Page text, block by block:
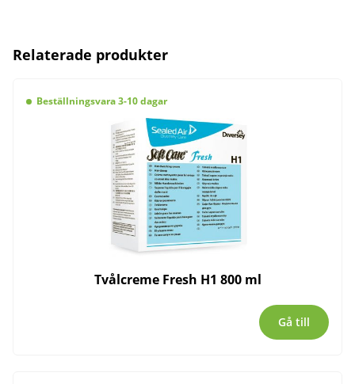
Relaterade produkter
Beställningsvara 3-10 dagar
Tvålcreme Fresh H1 800 ml
Gå till